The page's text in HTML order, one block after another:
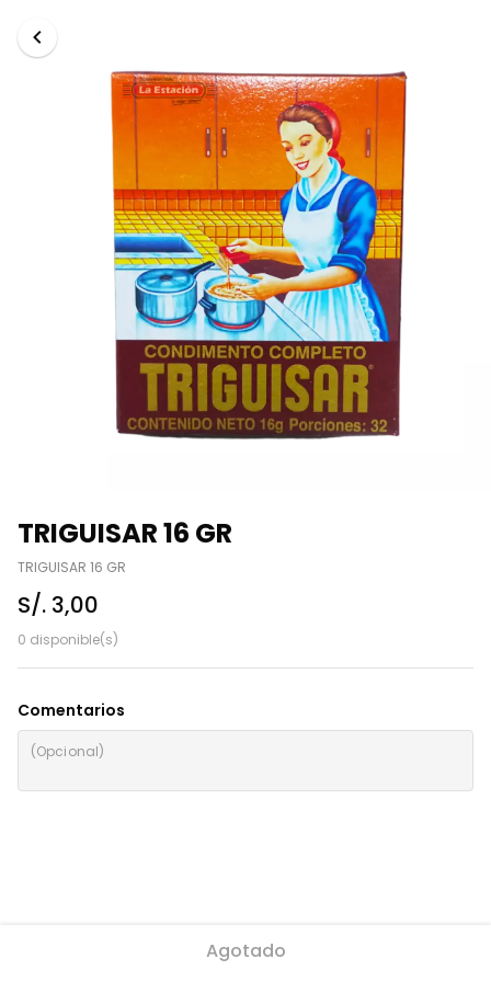
TRIGUISAR 16 GR
TRIGUISAR 16 GR
S/. 3,00
0 disponible(s)
Comentarios
Agotado